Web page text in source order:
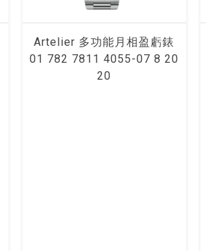
Artelier 多功能月相盈虧錶
01 782 7811 4055-07 8 20
20